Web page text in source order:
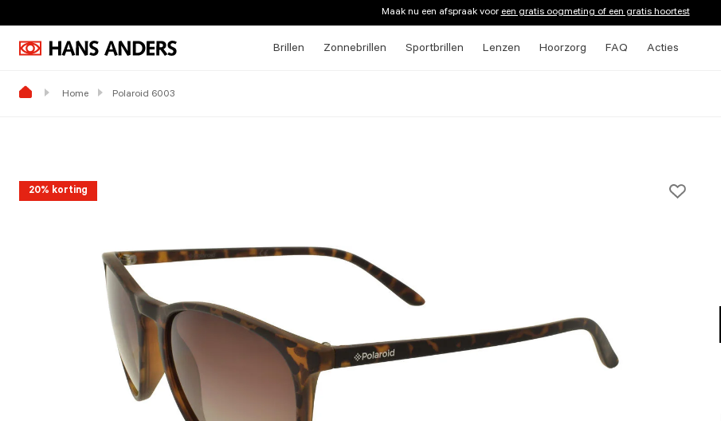
Maak nu een afspraak vooreen gratis oogmeting of een gratis hoortest
Brillen Zonnebrillen Sportbrillen Lenzen Hoorzorg FAQ Acties
Home Polaroid 6003
20% korting